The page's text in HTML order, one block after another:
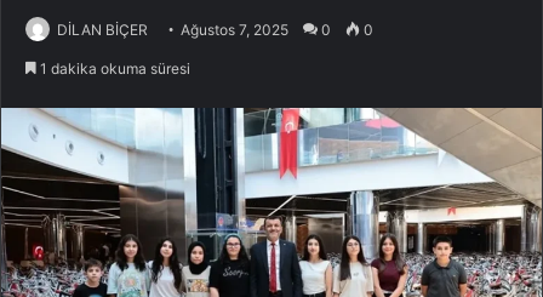
DİLAN BİÇER Ağustos 7, 2025 0 0
1 dakika okuma süresi